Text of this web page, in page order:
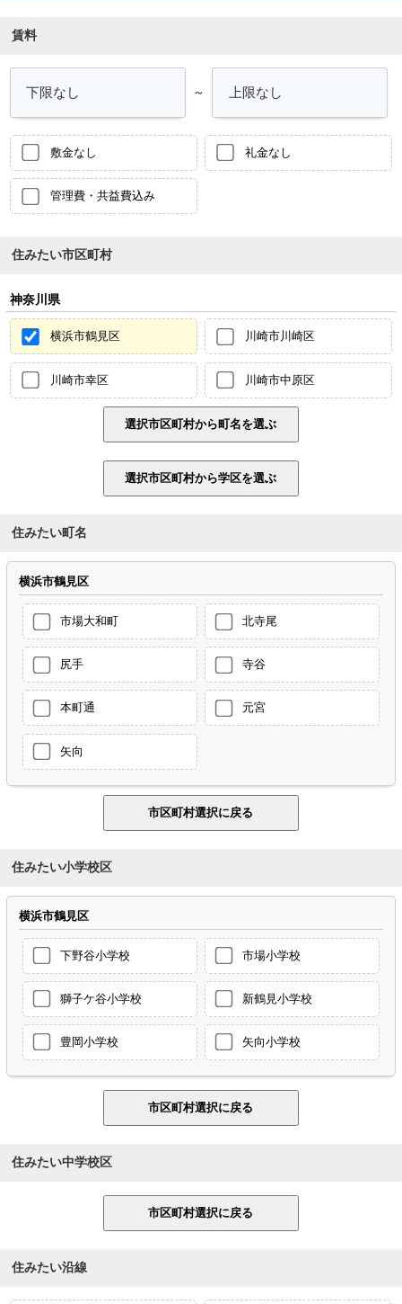
賃料
～
敷金なし 礼金なし
管理費・共益費込み
住みたい市区町村
神奈川県
横浜市鶴見区 川崎市川崎区
川崎市幸区 川崎市中原区
住みたい町名
横浜市鶴見区
市場大和町 北寺尾
尻手 寺谷
本町通 元宮
矢向
住みたい小学校区
横浜市鶴見区
下野谷小学校 市場小学校
獅子ケ谷小学校 新鶴見小学校
豊岡小学校 矢向小学校
住みたい中学校区
住みたい沿線